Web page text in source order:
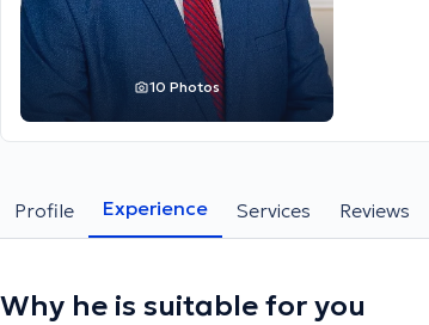
10 Photos
Profile Experience Services Reviews
Why he is suitable for you